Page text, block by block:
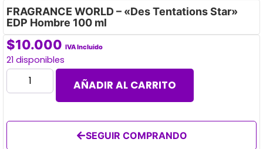
FRAGRANCE WORLD – «Des Tentations Star»
EDP Hombre 100 ml
$10.000 IVA Incluido
21 disponibles
AÑADIR AL CARRITO
SEGUIR COMPRANDO